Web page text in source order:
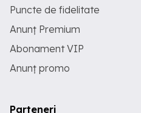
Puncte de fidelitate
Anunț Premium
Abonament VIP
Anunț promo
Parteneri